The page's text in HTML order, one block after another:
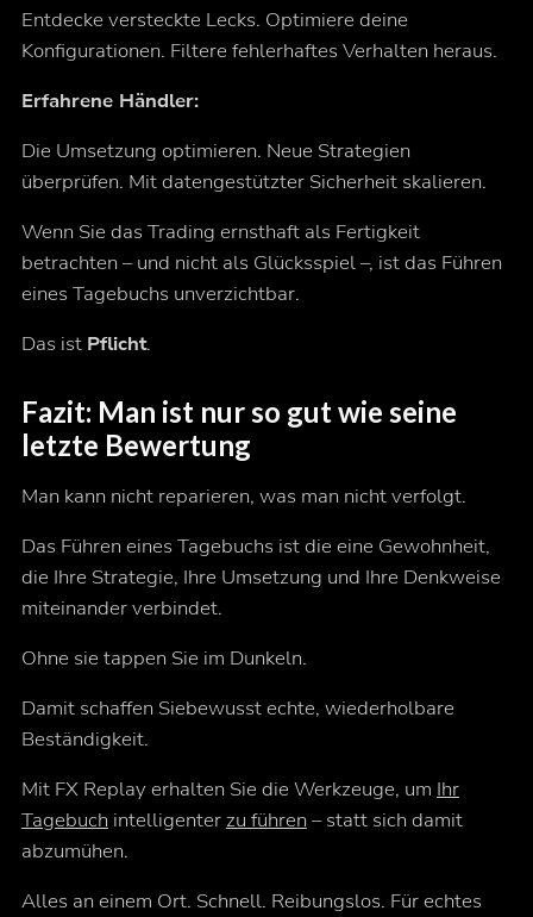
Entdecke versteckte Lecks. Optimiere deine
Konfigurationen. Filtere fehlerhaftes Verhalten heraus.
Erfahrene Händler:
Die Umsetzung optimieren. Neue Strategien
überprüfen. Mit datengestützter Sicherheit skalieren.
Wenn Sie das Trading ernsthaft als Fertigkeit
betrachten – und nicht als Glücksspiel –, ist das Führen
eines Tagebuchs unverzichtbar.
Das ist Pflicht.
Fazit: Man ist nur so gut wie seine
letzte Bewertung
Man kann nicht reparieren, was man nicht verfolgt.
Das Führen eines Tagebuchs ist die eine Gewohnheit,
die Ihre Strategie, Ihre Umsetzung und Ihre Denkweise
miteinander verbindet.
Ohne sie tappen Sie im Dunkeln.
Damit schaffen Siebewusstechte, wiederholbare
Beständigkeit.
Mit FX Replay erhalten Sie die Werkzeuge, um Ihr
Tagebuch intelligenter zu führen – statt sich damit
abzumühen.
Alles an einem Ort. Schnell. Reibungslos. Für echtes